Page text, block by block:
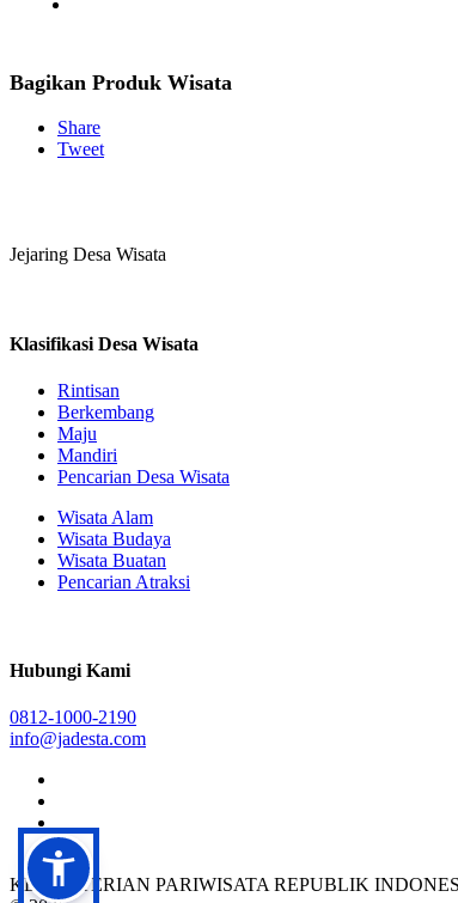
Bagikan Produk Wisata
Share
Tweet
Jejaring Desa Wisata
Klasifikasi Desa Wisata
Rintisan
Berkembang
Maju
Mandiri
Pencarian Desa Wisata
Wisata Alam
Wisata Budaya
Wisata Buatan
Pencarian Atraksi
Hubungi Kami
0812-1000-2190
info@jadesta.com
KEMENTERIAN PARIWISATA REPUBLIK